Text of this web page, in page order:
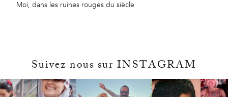
Moi, dans les ruines rouges du siècle
Suivez nous sur INSTAGRAM